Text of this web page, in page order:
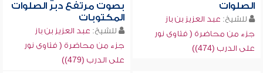
الصلوات
للشيخ: عبد العزيز بن باز
جزء من محاضرة ( فتاوى نور
على الدرب (474))
بصوت مرتفع دبر الصلوات
المكتوبات
للشيخ: عبد العزيز بن باز
جزء من محاضرة ( فتاوى نور
على الدرب (479))